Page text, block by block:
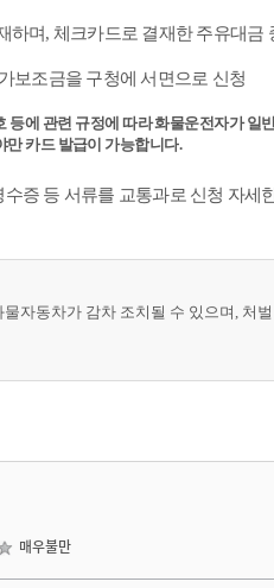
하며, 체크카드로 결재한 주유대금
보조금을 구청에 서면으로 신청
등에 관련 규정에 따라 화물운전자가 일
만 카드 발급이 가능합니다.
증 등 서류를 교통과로 신청 자세
자동차가 감차 조치될 수 있으며, 처벌
매우불만